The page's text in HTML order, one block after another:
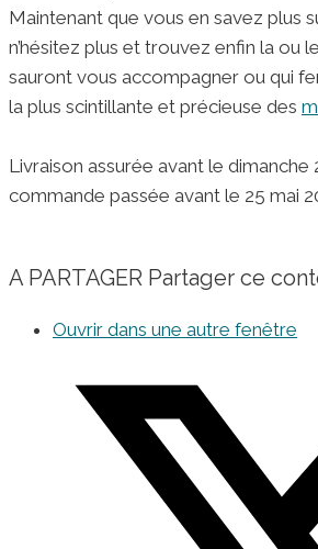
Maintenant que vous en savez plus
n’hésitez plus et trouvez enfin la ou
sauront vous accompagner ou qui
la plus scintillante et précieuse des
Livraison assurée avant le
commande passée avant le 25 mai
A PARTAGER Partager ce
Ouvrir dans une autre fenêtre